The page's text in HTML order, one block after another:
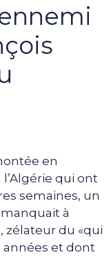
en
qui ont
semaines, un
à
zélateur du «qui
et dont